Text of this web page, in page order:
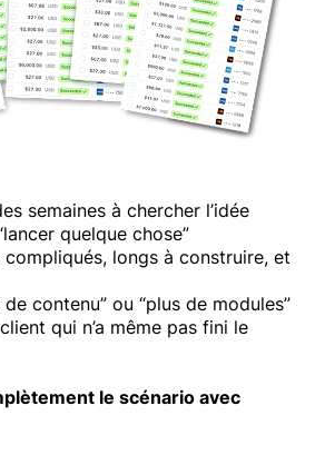
semaines à chercher l’idée
quelque chose”
compliqués, longs à construire, et
de contenu” ou “plus de modules”
qui n’a même pas fini le
le scénario avec